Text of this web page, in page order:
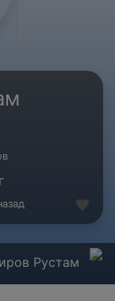
Рустам